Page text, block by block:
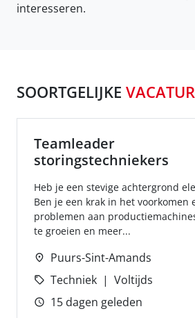
interesseren.
SOORTGELIJKE
Teamleader
storingstechniekers
Heb je een stevige achtergrond
Ben je een krak in het voorkomen
problemen aan
te groeien en meer...
Puurs-Sint-Amands
Techniek
Voltijds
15 dagen geleden